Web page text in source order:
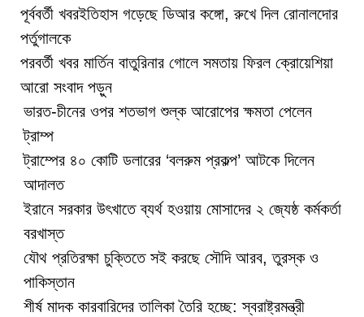
পূর্ববর্তী খবরইতিহাস গড়েছে ডিআর কঙ্গো, রুখে দিল রোনালদোর
পর্তুগালকে
পরবর্তী খবর মার্তিন বাতুরিনার গোলে সমতায় ফিরল ক্রোয়েশিয়া
আরো সংবাদ পড়ুন
ভারত-চীনের ওপর শতভাগ শুল্ক আরোপের ক্ষমতা পেলেন
ট্রাম্প
ট্রাম্পের ৪০ কোটি ডলারের ‘বলরুম প্রকল্প’ আটকে দিলেন
আদালত
ইরানে সরকার উৎখাতে ব্যর্থ হওয়ায় মোসাদের ২ জ্যেষ্ঠ কর্মকর্তা
বরখাস্ত
যৌথ প্রতিরক্ষা চুক্তিতে সই করছে সৌদি আরব, তুরস্ক ও
পাকিস্তান
শীর্ষ মাদক কারবারিদের তালিকা তৈরি হচ্ছে: স্বরাষ্ট্রমন্ত্রী